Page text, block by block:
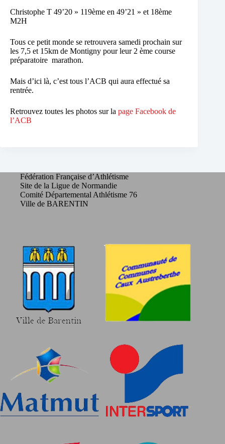
Christophe T 49’20 » 119ème en 49’21 » et 18ème
M2H
Tous ce petit monde se retrouvera samedi prochain sur
les 7,5 et 15km de Montigny pour leur 2 ème course
préparatoire marathon.
Mais d’ici là, c’est tous l’ACB qui aura effectué sa
rentrée.
Retrouvez toutes les photos sur la page Facebook de
l’ACB
Fédération Française d’Athlétisme
Site de la Ligue de Normandie
Comité Départemental Athlétisme 76
Ville de BARENTIN